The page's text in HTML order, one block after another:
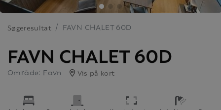
Søgeresultat FAVN CHALET 60D
FAVN CHALET 60D
Område: Favn Vis på kort